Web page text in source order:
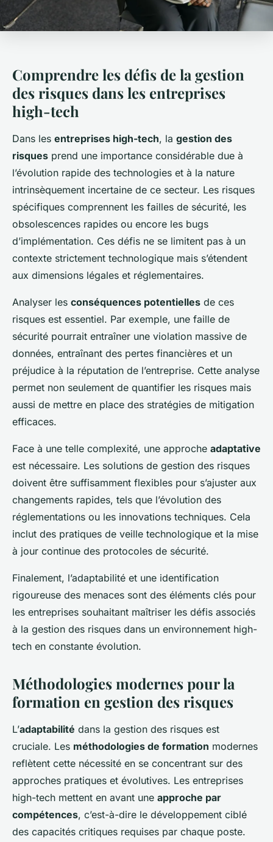
Comprendre les défis de la gestion
des risques dans les entreprises
high-tech
Dans les entreprises high-tech, la gestion des
risques prend une importance considérable due à
l’évolution rapide des technologies et à la nature
intrinsèquement incertaine de ce secteur. Les risques
spécifiques comprennent les failles de sécurité, les
obsolescences rapides ou encore les bugs
d’implémentation. Ces défis ne se limitent pas à un
contexte strictement technologique mais s’étendent
aux dimensions légales et réglementaires.
Analyser les conséquences potentielles de ces
risques est essentiel. Par exemple, une faille de
sécurité pourrait entraîner une violation massive de
données, entraînant des pertes financières et un
préjudice à la réputation de l’entreprise. Cette analyse
permet non seulement de quantifier les risques mais
aussi de mettre en place des stratégies de mitigation
efficaces.
Face à une telle complexité, une approche adaptative
est nécessaire. Les solutions de gestion des risques
doivent être suffisamment flexibles pour s’ajuster aux
changements rapides, tels que l’évolution des
réglementations ou les innovations techniques. Cela
inclut des pratiques de veille technologique et la mise
à jour continue des protocoles de sécurité.
Finalement, l’adaptabilité et une identification
rigoureuse des menaces sont des éléments clés pour
les entreprises souhaitant maîtriser les défis associés
à la gestion des risques dans un environnement high-
tech en constante évolution.
Méthodologies modernes pour la
formation en gestion des risques
L’adaptabilité dans la gestion des risques est
cruciale. Les méthodologies de formation modernes
reflètent cette nécessité en se concentrant sur des
approches pratiques et évolutives. Les entreprises
high-tech mettent en avant une approche par
compétences, c’est-à-dire le développement ciblé
des capacités critiques requises par chaque poste.